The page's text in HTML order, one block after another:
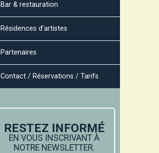
Bar & restauration
Résidences d’artistes
Partenaires
Contact / Réservations / Tarifs
RESTEZ INFORMÉ
EN VOUS INSCRIVANT À
NOTRE NEWSLETTER.